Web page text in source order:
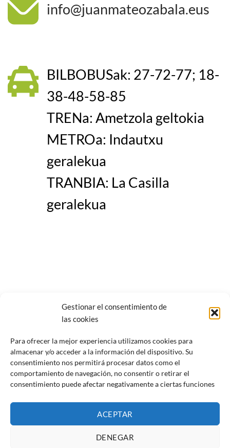
Gestionar el consentimiento de
las cookies
Para ofrecer la mejor experiencia utilizamos cookies para
almacenar y/o acceder a la información del dispositivo. Su
consentimiento nos permitirá procesar datos como el
comportamiento de navegación, no consentir o retirar el
consentimiento puede afectar negativamente a ciertas funciones
ACEPTAR
DENEGAR
info@juanmateozabala.eus
BILBOBUSak: 27-72-77; 18-
38-48-58-85
TRENa: Ametzola geltokia
METROa: Indautxu
geralekua
TRANBIA: La Casilla
geralekua
diseño de páginas web
Política de cookies|